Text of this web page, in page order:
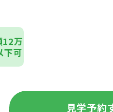
12万
下可
見学予約